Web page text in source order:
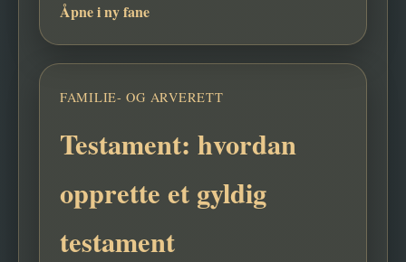
Åpne i ny fane
FAMILIE- OG ARVERETT
Testament: hvordan
opprette et gyldig
testament